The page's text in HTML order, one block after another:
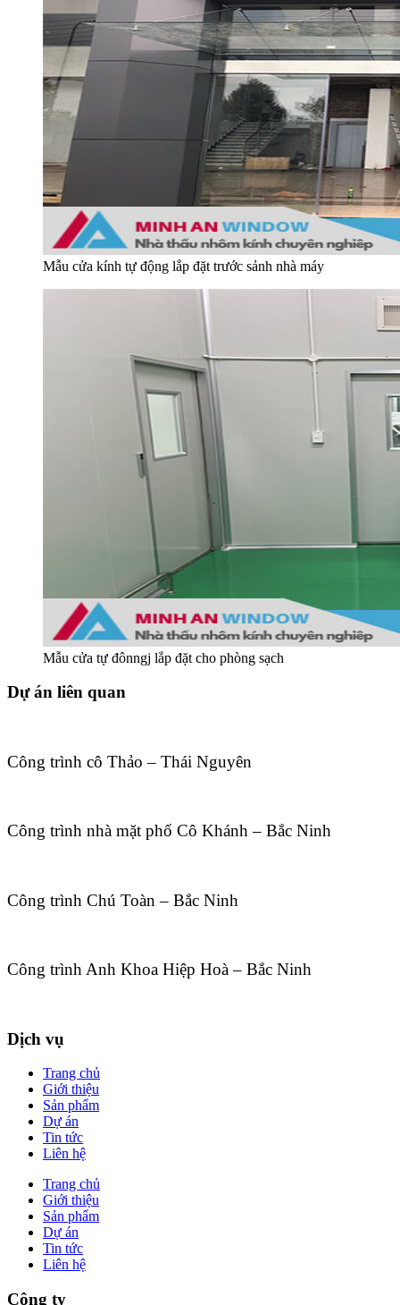
Mẫu cửa kính tự động lắp đặt trước sảnh nhà máy
Mẫu cửa tự đônngj lắp đặt cho phòng sạch
Dự án liên quan
Công trình cô Thảo – Thái Nguyên
Công trình nhà mặt phố Cô Khánh – Bắc Ninh
Công trình Chú Toàn – Bắc Ninh
Công trình Anh Khoa Hiệp Hoà – Bắc Ninh
Dịch vụ
Trang chủ
Giới thiệu
Sản phẩm
Dự án
Tin tức
Liên hệ
Trang chủ
Giới thiệu
Sản phẩm
Dự án
Tin tức
Liên hệ
Công ty